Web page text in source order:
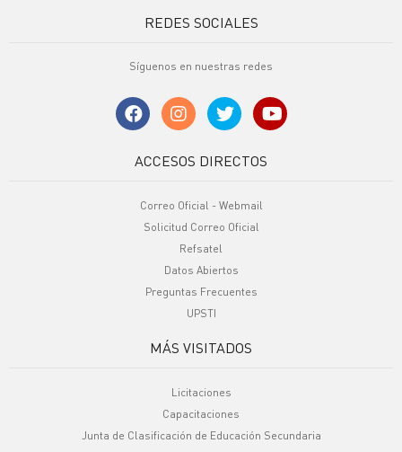
REDES SOCIALES
Síguenos en nuestras redes
ACCESOS DIRECTOS
Correo Oficial - Webmail
Solicitud Correo Oficial
Refsatel
Datos Abiertos
Preguntas Frecuentes
UPSTI
MÁS VISITADOS
Licitaciones
Capacitaciones
Junta de Clasificación de Educación Secundaria